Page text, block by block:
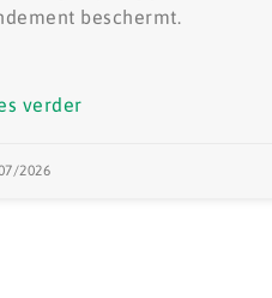
beschermt.
verder
2026